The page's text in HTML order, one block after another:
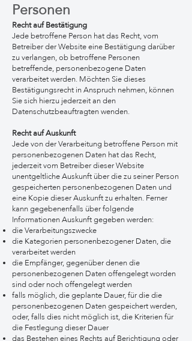
Personen
Recht auf Bestätigung
Jede betroffene Person hat das Recht, vom
Betreiber der Website eine Bestätigung darüber
zu verlangen, ob betroffene Personen
betreffende, personenbezogene Daten
verarbeitet werden. Möchten Sie dieses
Bestätigungsrecht in Anspruch nehmen, können
Sie sich hierzu jederzeit an den
Datenschutzbeauftragten wenden.
Recht auf Auskunft
Jede von der Verarbeitung betroffene Person mit
personenbezogenen Daten hat das Recht,
jederzeit vom Betreiber dieser Website
unentgeltliche Auskunft über die zu seiner Person
gespeicherten personenbezogenen Daten und
eine Kopie dieser Auskunft zu erhalten. Ferner
kann gegebenenfalls über folgende
Informationen Auskunft gegeben werden:
die Verarbeitungszwecke
die Kategorien personenbezogener Daten, die
verarbeitet werden
die Empfänger, gegenüber denen die
personenbezogenen Daten offengelegt worden
sind oder noch offengelegt werden
falls möglich, die geplante Dauer, für die die
personenbezogenen Daten gespeichert werden,
oder, falls dies nicht möglich ist, die Kriterien für
die Festlegung dieser Dauer
das Bestehen eines Rechts auf Berichtigung oder